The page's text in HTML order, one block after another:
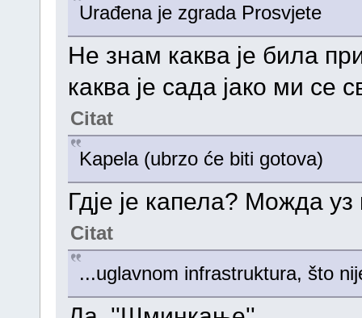
Urađena je zgrada Prosvjete
Не знам каква је била
каква је сада јако ми се
Citat
Kapela (ubrzo će biti gotova)
Гдје је капела? Можда уз
Citat
...uglavnom infrastruktura, što